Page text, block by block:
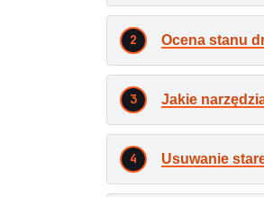
Ocena stanu
Jakie
Usuwanie